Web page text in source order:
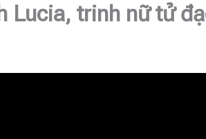
Lucia, trinh nữ tử